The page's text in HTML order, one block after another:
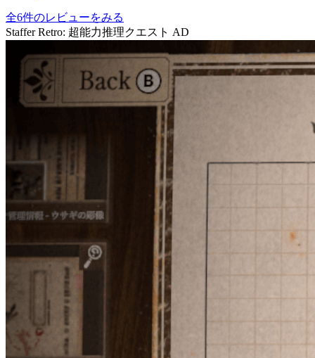
全6件のレビューをみる
Staffer Retro: 超能力推理クエスト AD